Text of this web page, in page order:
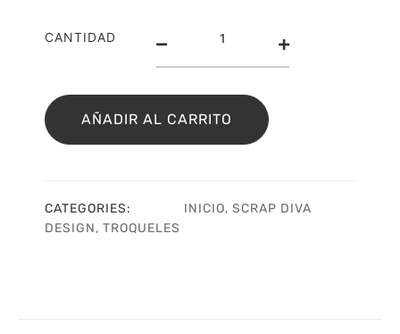
CANTIDAD
Troquel
shaker
cantidad
AÑADIR AL CARRITO
CATEGORIES: INICIO, SCRAP DIVA
DESIGN, TROQUELES